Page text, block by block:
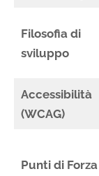
Filosofia di
sviluppo
Accessibilità
(WCAG)
Punti di Forza